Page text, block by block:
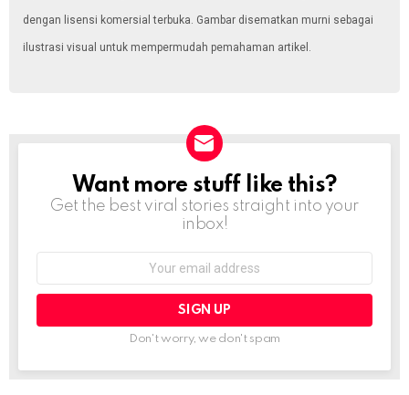
dengan lisensi komersial terbuka. Gambar disematkan murni sebagai
ilustrasi visual untuk mempermudah pemahaman artikel.
NEWSLETTER
Want more stuff like this?
Get the best viral stories straight into your
inbox!
Don't worry, we don't spam